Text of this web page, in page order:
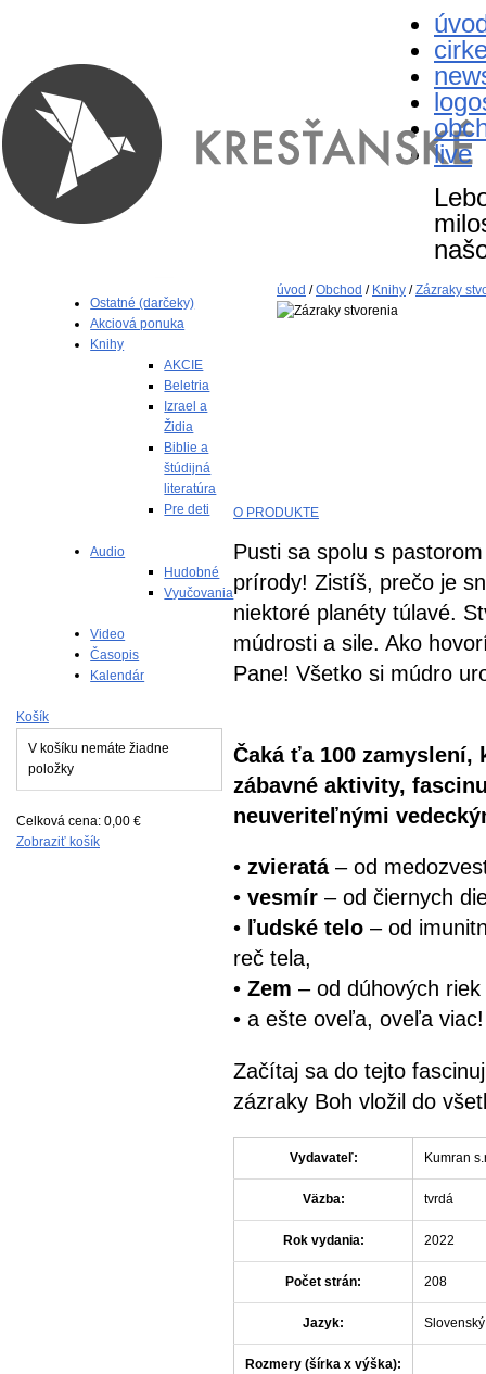
live
Ostatné (darčeky)
Akciová ponuka
Knihy
AKCIE
Beletria
Izrael a
Židia
Biblie a
štúdijná
literatúra
Pre deti
Audio
Hudobné
Vyučovania
Video
Časopis
Kalendár
Košík
V košíku nemáte žiadne
položky
Celková cena: 0,00 €
Zobraziť košík
úvod /Obchod / Knihy /Zázraky
O PRODUKTE
Pusti sa spolu s
prírody! Zistíš, prečo je
niektoré planéty túlavé.
múdrosti a sile. Ako
Pane! Všetko si múdro
Čaká ťa 100
zábavné aktivity,
neuveriteľnými
• zvieratá– od
• vesmír – od čiernych
• ľudské telo – od
reč tela,
• Zem – od dúhových
• a ešte oveľa, oveľa viac!
Začítaj sa do tejto
zázraky Boh vložil do
Vydavateľ: Kumran
Väzba: tvrdá
Rok vydania: 2022
Počet strán: 208
Jazyk: Slovenský
Rozmery (šírka x výška):